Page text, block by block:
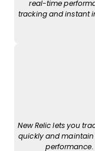
real-time
tracking and instant
New Relic lets you
quickly and maintain
performance.